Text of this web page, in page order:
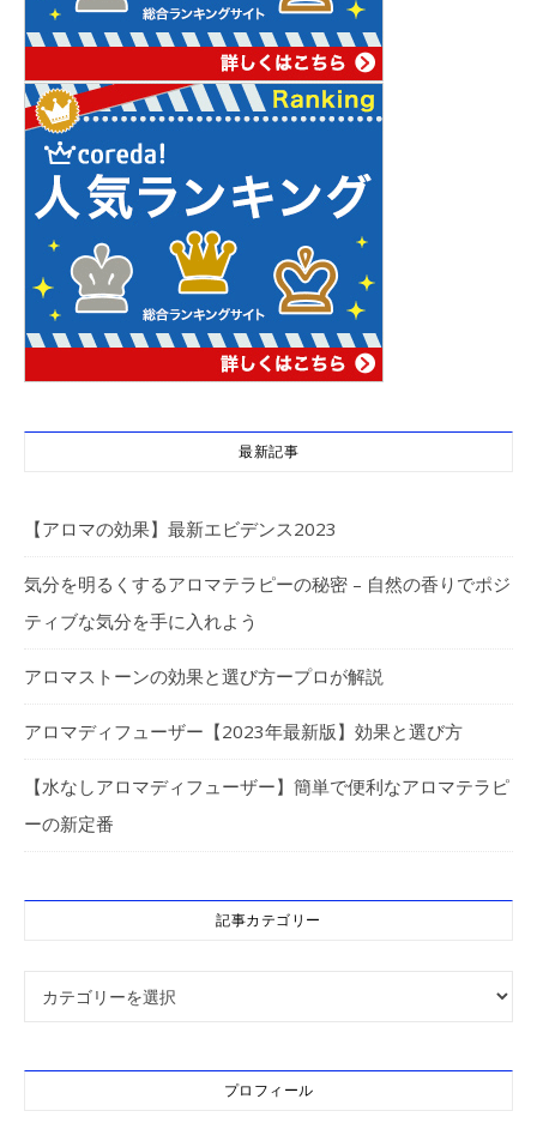
最新記事
【アロマの効果】最新エビデンス2023
気分を明るくするアロマテラピーの秘密 – 自然の香りでポジ
ティブな気分を手に入れよう
アロマストーンの効果と選び方ープロが解説
アロマディフューザー【2023年最新版】効果と選び方
【水なしアロマディフューザー】簡単で便利なアロマテラピ
ーの新定番
記事カテゴリー
記事カテゴリー
プロフィール